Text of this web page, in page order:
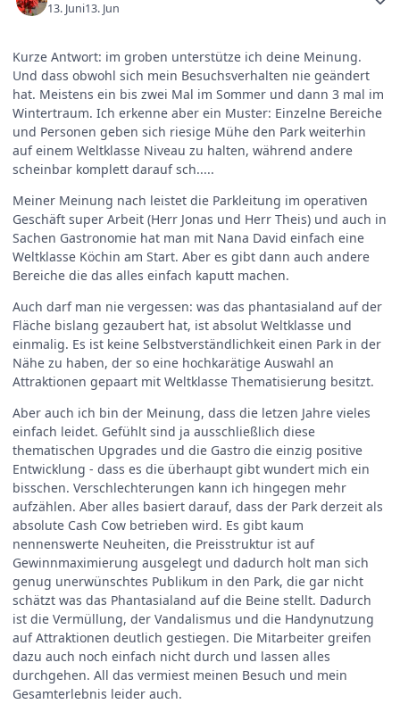
13. Juni13. Jun
Kurze Antwort: im groben unterstütze ich deine Meinung.
Und dass obwohl sich mein Besuchsverhalten nie geändert
hat. Meistens ein bis zwei Mal im Sommer und dann 3 mal im
Wintertraum. Ich erkenne aber ein Muster: Einzelne Bereiche
und Personen geben sich riesige Mühe den Park weiterhin
auf einem Weltklasse Niveau zu halten, während andere
scheinbar komplett darauf sch.....
Meiner Meinung nach leistet die Parkleitung im operativen
Geschäft super Arbeit (Herr Jonas und Herr Theis) und auch in
Sachen Gastronomie hat man mit Nana David einfach eine
Weltklasse Köchin am Start. Aber es gibt dann auch andere
Bereiche die das alles einfach kaputt machen.
Auch darf man nie vergessen: was das phantasialand auf der
Fläche bislang gezaubert hat, ist absolut Weltklasse und
einmalig. Es ist keine Selbstverständlichkeit einen Park in der
Nähe zu haben, der so eine hochkarätige Auswahl an
Attraktionen gepaart mit Weltklasse Thematisierung besitzt.
Aber auch ich bin der Meinung, dass die letzen Jahre vieles
einfach leidet. Gefühlt sind ja ausschließlich diese
thematischen Upgrades und die Gastro die einzig positive
Entwicklung - dass es die überhaupt gibt wundert mich ein
bisschen. Verschlechterungen kann ich hingegen mehr
aufzählen. Aber alles basiert darauf, dass der Park derzeit als
absolute Cash Cow betrieben wird. Es gibt kaum
nennenswerte Neuheiten, die Preisstruktur ist auf
Gewinnmaximierung ausgelegt und dadurch holt man sich
genug unerwünschtes Publikum in den Park, die gar nicht
schätzt was das Phantasialand auf die Beine stellt. Dadurch
ist die Vermüllung, der Vandalismus und die Handynutzung
auf Attraktionen deutlich gestiegen. Die Mitarbeiter greifen
dazu auch noch einfach nicht durch und lassen alles
durchgehen. All das vermiest meinen Besuch und mein
Gesamterlebnis leider auch.